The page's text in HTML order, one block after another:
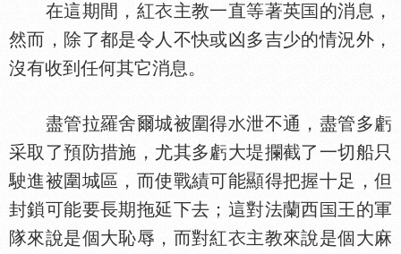
在這期間，紅 主教一直等著英
的消息，
然而，除了都是令人不快或凶多吉少的情況外，
沒有收到任何其它消息。
盡管拉羅舍爾城被圍得
泄不通，盡管多虧
采取了預防措施，尤其多虧大堤攔截了一切船只
駛進被圍城區，而使戰績可能顯得把握十足，但
封鎖可能要長期拖延下去；這對法蘭西
王的軍
隊來說是個大恥辱，而對紅
主教來說是個大麻